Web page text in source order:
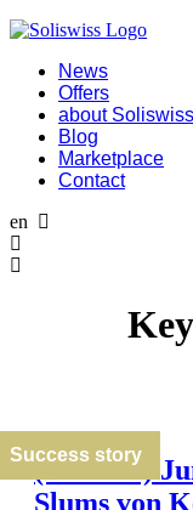
News
Offers
about Soliswiss
Blog
Marketplace
Contact
en
Success story
(Deutsch)
Slums von